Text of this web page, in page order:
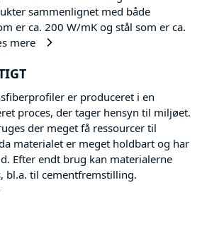
sammenlignet med både
er ca. 200 W/mK og stål som er ca.
mere
er produceret i en
proces, der tager hensyn til miljøet.
der meget få ressourcer til
materialet er meget holdbart og har
Efter endt brug kan materialerne
bl.a. til cementfremstilling.